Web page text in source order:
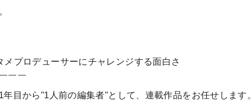
メプロデューサーにチャレンジする面白さ
￣￣
年目から"1人前の編集者"として、連載作品をお任せします。